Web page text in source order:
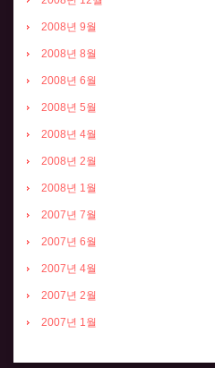
2008년 9월
2008년 8월
2008년 6월
2008년 5월
2008년 4월
2008년 2월
2008년 1월
2007년 7월
2007년 6월
2007년 4월
2007년 2월
2007년 1월